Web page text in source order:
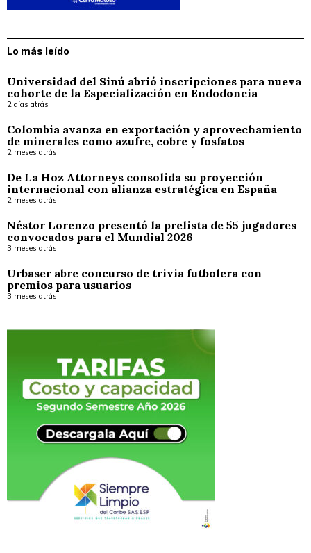
Lo más leído
Universidad del Sinú abrió inscripciones para nueva
cohorte de la Especialización en Endodoncia
2 días atrás
Colombia avanza en exportación y aprovechamiento
de minerales como azufre, cobre y fosfatos
2 meses atrás
De La Hoz Attorneys consolida su proyección
internacional con alianza estratégica en España
2 meses atrás
Néstor Lorenzo presentó la prelista de 55 jugadores
convocados para el Mundial 2026
3 meses atrás
Urbaser abre concurso de trivia futbolera con
premios para usuarios
3 meses atrás